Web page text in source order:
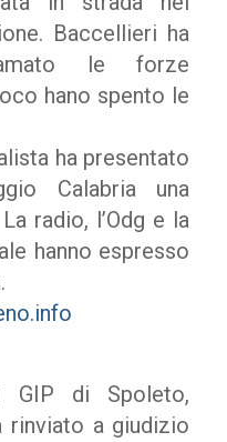
Baccellieri ha
le forze
hano spento le
ha presentato
Calabria una
radio, l’Odg e la
hanno espresso
di Spoleto,
rinviato a giudizio